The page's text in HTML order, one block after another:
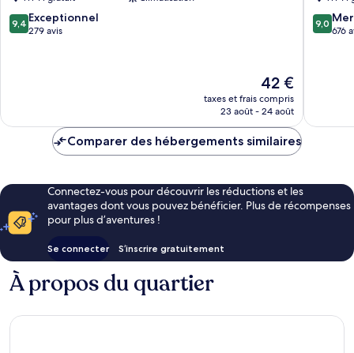
9.4
sur
9,4 Exceptionnel
279 avis
Le
nouveau
prix
de
42 €
taxes et frais compris
23 août - 24 août
Estrela
9.0
sur
9,0
676
Comparer des hébergements similaires
Connectez-vous pour découvrir les réductions et les
avantages dont vous pouvez bénéficier. Plus de récompenses
pour plus d’aventures !
Se connecter S’inscrire gratuitement
À propos du quartier